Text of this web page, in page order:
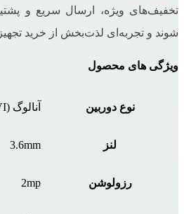
تخفیف‌های ویژه، ارسال سریع و
شوند و تجربه‌ای لذت‌بخش از خرید
ویژگی های محصول
نوع دوربین آنالوگ (AHD,TVI,CVI)
لنز 3.6mm
رزولوشن 2mp